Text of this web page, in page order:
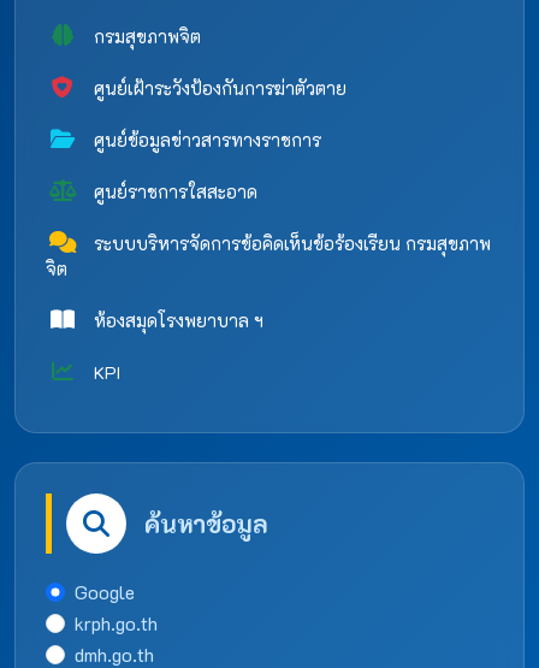
กรมสุขภาพจิต
ศูนย์เฝ้าระวังป้องกันการฆ่าตัวตาย
ศูนย์ข้อมูลข่าวสารทางราชการ
ศูนย์ราชการใสสะอาด
ระบบบริหารจัดการข้อคิดเห็นข้อร้องเรียน กรมสุขภาพ
จิต
ห้องสมุดโรงพยาบาล ฯ
KPI
ค้นหาข้อมูล
Google
krph.go.th
dmh.go.th